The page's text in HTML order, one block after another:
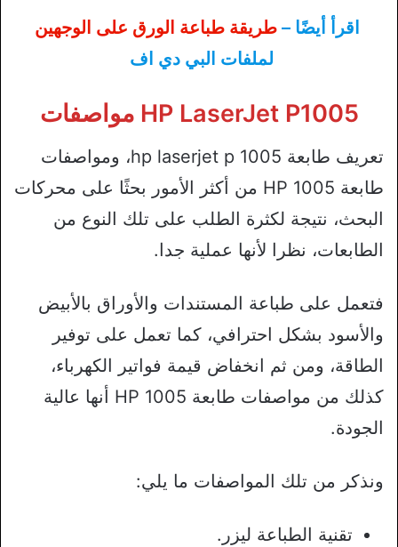
اقرأ أيضًا –طريقة طباعة الورق على الوجهين
لملفات البي دي اف
HP LaserJet P1005 مواصفات
تعريف طابعة hp laserjet p 1005، ومواصفات
طابعة HP 1005 من أكثر الأمور بحثًا على محركات
البحث، نتيجة لكثرة الطلب على تلك النوع من
الطابعات، نظرا لأنها عملية جدا.
فتعمل على طباعة المستندات والأوراق بالأبيض
والأسود بشكل احترافي، كما تعمل على توفير
الطاقة، ومن ثم انخفاض قيمة فواتير الكهرباء،
كذلك من مواصفات طابعة HP 1005 أنها عالية
الجودة.
ونذكر من تلك المواصفات ما يلي:
تقنية الطباعة ليزر.